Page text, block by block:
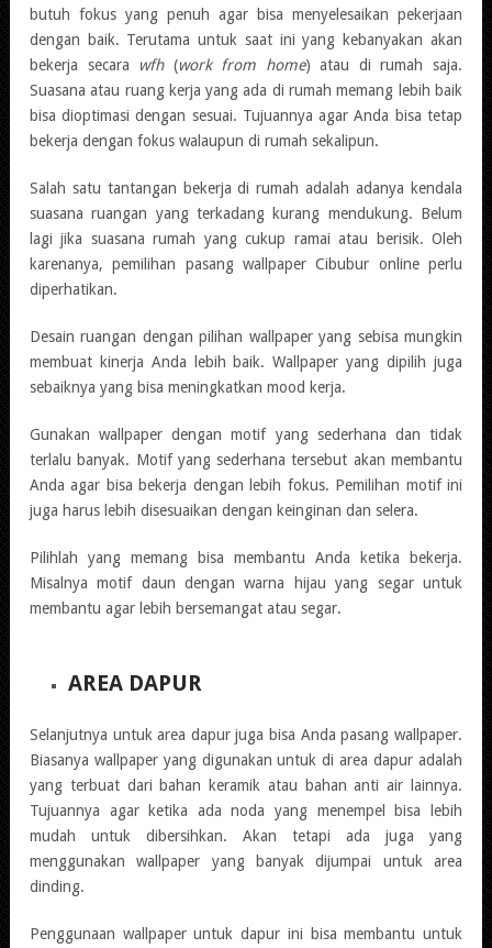
butuh fokus yang penuh agar bisa menyelesaikan pekerjaan
dengan baik. Terutama untuk saat ini yang kebanyakan akan
bekerja secara
wfh (work from home) atau di rumah saja.
Suasana atau ruang kerja yang ada di rumah memang lebih baik
bisa dioptimasi dengan sesuai. Tujuannya agar Anda bisa tetap
bekerja dengan fokus walaupun di rumah sekalipun.
Salah satu tantangan bekerja di rumah adalah adanya kendala
suasana ruangan yang terkadang kurang mendukung. Belum
lagi jika suasana rumah yang cukup ramai atau berisik. Oleh
karenanya, pemilihan pasang wallpaper Cibubur online perlu
diperhatikan.
Desain ruangan dengan pilihan wallpaper yang sebisa mungkin
membuat kinerja Anda lebih baik. Wallpaper yang dipilih juga
sebaiknya yang bisa meningkatkan mood kerja.
Gunakan wallpaper dengan motif yang sederhana dan tidak
terlalu banyak. Motif yang sederhana tersebut akan membantu
Anda agar bisa bekerja dengan lebih fokus. Pemilihan motif ini
juga harus lebih disesuaikan dengan keinginan dan selera.
Pilihlah yang memang bisa membantu Anda ketika bekerja.
Misalnya motif daun dengan warna hijau yang segar untuk
membantu agar lebih bersemangat atau segar.
AREA DAPUR
Selanjutnya untuk area dapur juga bisa Anda pasang wallpaper.
Biasanya wallpaper yang digunakan untuk di area dapur adalah
yang terbuat dari bahan keramik atau bahan anti air lainnya.
Tujuannya agar ketika ada noda yang menempel bisa lebih
mudah untuk dibersihkan. Akan tetapi ada juga yang
menggunakan wallpaper yang banyak dijumpai untuk area
dinding.
Penggunaan wallpaper untuk dapur ini bisa membantu untuk